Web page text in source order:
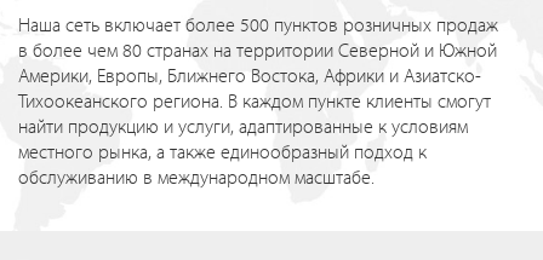
Наша сеть включает более 500 пунктов розничных продаж
в более чем 80 странах на территории Северной и Южной
Америки, Европы, Ближнего Востока, Африки и Азиатско-
Тихоокеанского региона. В каждом пункте клиенты смогут
найти продукцию и услуги, адаптированные к условиям
местного рынка, а также единообразный подход к
обслуживанию в международном масштабе.